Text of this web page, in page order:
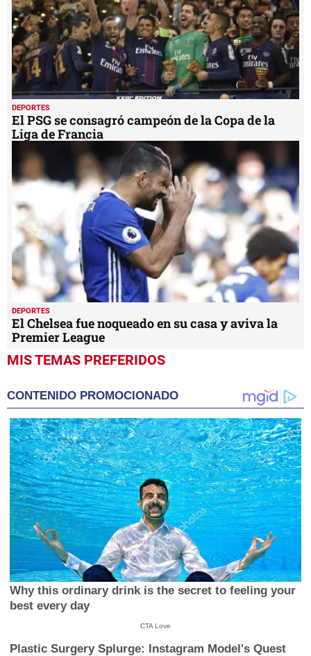
DEPORTES
El PSG se consagró campeón de la Copa de la
Liga de Francia
DEPORTES
El Chelsea fue noqueado en su casa y aviva la
Premier League
MIS TEMAS PREFERIDOS
CONTENIDO PROMOCIONADO
Why this ordinary drink is the secret to feeling your
best every day
CTA Love
Plastic Surgery Splurge: Instagram Model's Quest